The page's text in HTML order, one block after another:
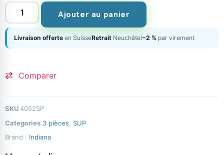
Ajouter au panier
Livraison offerte en SuisseRetrait Neuchâtel−2 % par virement
Comparer
SKU4052SP
Categories 3 pièces
SUP
Brand : Indiana